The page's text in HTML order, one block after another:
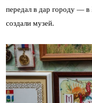
передал в дар городу —
создали музей.